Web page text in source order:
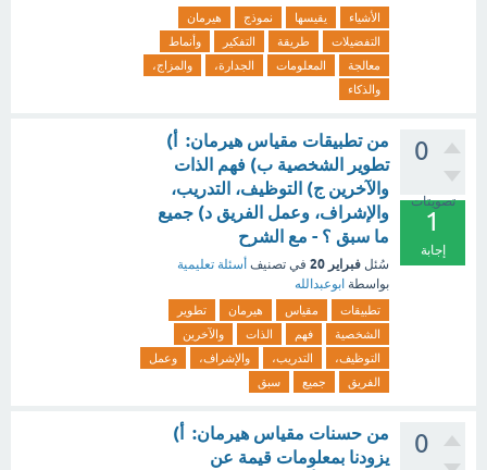
الأشياء يقيسها نموذج
هيرمان
التفضيلات
طريقة التفكير
وأنماط
معالجة
المعلومات الجدارة،
والمزاج،
والذكاء
0
تصويتات
1
إجابة
من تطبيقات مقياس هيرمان: أ)
تطوير الشخصية ب) فهم الذات
والآخرين ج) التوظيف، التدريب،
والإشراف، وعمل الفريق د) جميع
ما سبق ؟ - مع الشرح
سُئل فبراير 20 في تصنيف أسئلة تعليمية
بواسطة ابوعبدالله
تطبيقات مقياس هيرمان
تطوير
الشخصية
فهم الذات
والآخرين
التوظيف،
التدريب، والإشراف،
وعمل
الفريق
جميع سبق
0
من حسنات مقياس هيرمان: أ)
يزودنا بمعلومات قيمة عن